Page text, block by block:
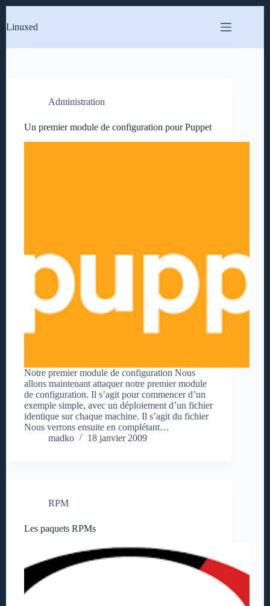
au
contenu
Linuxed
Administration
Un premier module de configuration pour Puppet
Notre premier module de configuration Nous
allons maintenant attaquer notre premier module
de configuration. Il s’agit pour commencer d’un
exemple simple, avec un déploiement d’un fichier
identique sur chaque machine. Il s’agit du fichier
Nous verrons ensuite en complétant…
madko
18 janvier 2009
RPM
Les paquets RPMs